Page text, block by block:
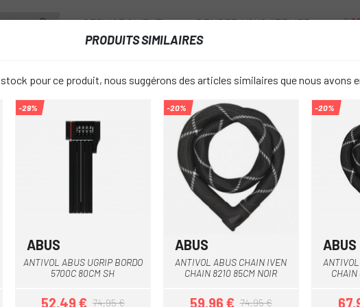
SERVICE CLIENT RENDEZ-VOUS ATELIER
BROMPTON CAFE LOCK ANTIVOL
favorite_borderBROMPTON
ANTIVOL
90 €
TAILLE: Unique
PRODUITS SIMILAIRES
pour ce produit, nous suggérons des articles similaires que nous avons
-29%
ABUS
ANTIVOL ABUS UGRIP BORDO
5700C 80CM SH
52,49 € 74,95 €
-20%
ABUS
ANTIVOL ABUS CHAIN IVEN
CHAIN 8210 85CM NOIR
59,96 € 74,95 €
-20%
ABUS
CHAIN